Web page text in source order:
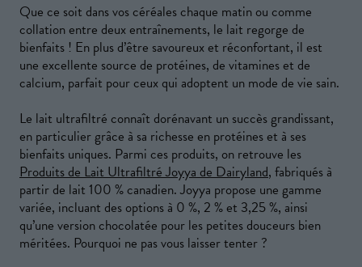
Que ce soit dans vos céréales chaque matin ou comme
collation entre deux entraînements, le lait regorge de
bienfaits ! En plus d’être savoureux et réconfortant, il est
une excellente source de protéines, de vitamines et de
calcium, parfait pour ceux qui adoptent un mode de vie sain.
Le lait ultrafiltré connaît dorénavant un succès grandissant,
en particulier grâce à sa richesse en protéines et à ses
bienfaits uniques. Parmi ces produits, on retrouve les
Produits de Lait Ultrafiltré Joyya de Dairyland, fabriqués à
partir de lait 100 % canadien. Joyya propose une gamme
variée, incluant des options à 0 %, 2 % et 3,25 %, ainsi
qu’une version chocolatée pour les petites douceurs bien
méritées. Pourquoi ne pas vous laisser tenter ?